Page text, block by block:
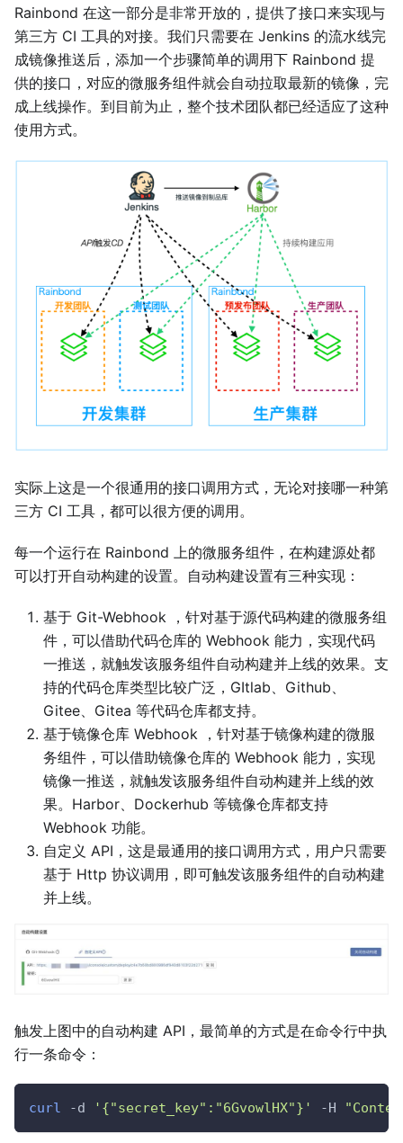
Rainbond 在这一部分是非常开放的，提供了接口来实现与
第三方 CI 工具的对接。我们只需要在 Jenkins 的流水线完
成镜像推送后，添加一个步骤简单的调用下 Rainbond 提
供的接口，对应的微服务组件就会自动拉取最新的镜像，完
成上线操作。到目前为止，整个技术团队都已经适应了这种
使用方式。
实际上这是一个很通用的接口调用方式，无论对接哪一种第
三方 CI 工具，都可以很方便的调用。
每一个运行在 Rainbond 上的微服务组件，在构建源处都
可以打开自动构建的设置。自动构建设置有三种实现：
基于 Git-Webhook ，针对基于源代码构建的微服务组
件，可以借助代码仓库的 Webhook 能力，实现代码
一推送，就触发该服务组件自动构建并上线的效果。支
持的代码仓库类型比较广泛，GItlab、Github、
Gitee、Gitea 等代码仓库都支持。
基于镜像仓库 Webhook ，针对基于镜像构建的微服
务组件，可以借助镜像仓库的 Webhook 能力，实现
镜像一推送，就触发该服务组件自动构建并上线的效
果。Harbor、Dockerhub 等镜像仓库都支持
Webhook 功能。
自定义 API，这是最通用的接口调用方式，用户只需要
基于 Http 协议调用，即可触发该服务组件的自动构建
并上线。
触发上图中的自动构建 API，最简单的方式是在命令行中执
行一条命令：
curl -d '{"secret_key":"6GvowlHX"}' -H